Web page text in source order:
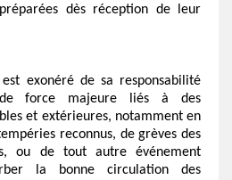
dès réception de leur
est exonéré de sa responsabilité
force majeure liés à des
et extérieures, notamment en
reconnus, de grèves des
ou de tout autre événement
la bonne circulation des